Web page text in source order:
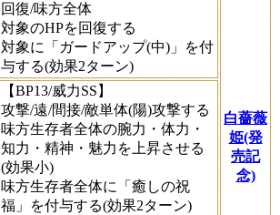
白薔薇
姫(発
売記
念)
回復/味方全体
対象のHPを回復する
対象に「ガードアップ(中)」を付
与する(効果2ターン)
【BP13/威力SS】
攻撃/遠/間接/敵単体(陽)攻撃する
味方生存者全体の腕力・体力・
知力・精神・魅力を上昇させる
(効果小)
味方生存者全体に「癒しの祝
福」を付与する(効果2ターン)